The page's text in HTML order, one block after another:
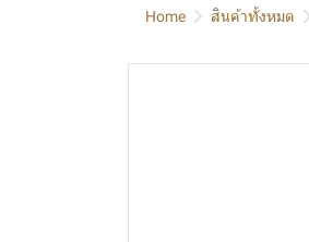
Home สินค้าทั้งหมด